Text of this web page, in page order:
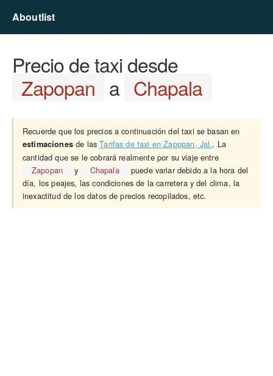
Aboutlist
Precio de taxi desde
Zapopan a Chapala
Recuerde que los precios a continuación del taxi se basan en
estimacionesde lasTarifas de taxi en Zapopan, Jal.. La
cantidad que se le cobrará realmente por su viaje entre
Zapopan
y Chapala
puede variar debido a la hora del
día, los peajes, las condiciones de la carretera y del clima, la
inexactitud de los datos de precios recopilados, etc.